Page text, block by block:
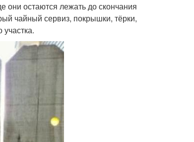
они остаются лежать до скончания
чайный сервиз, покрышки, тёрки,